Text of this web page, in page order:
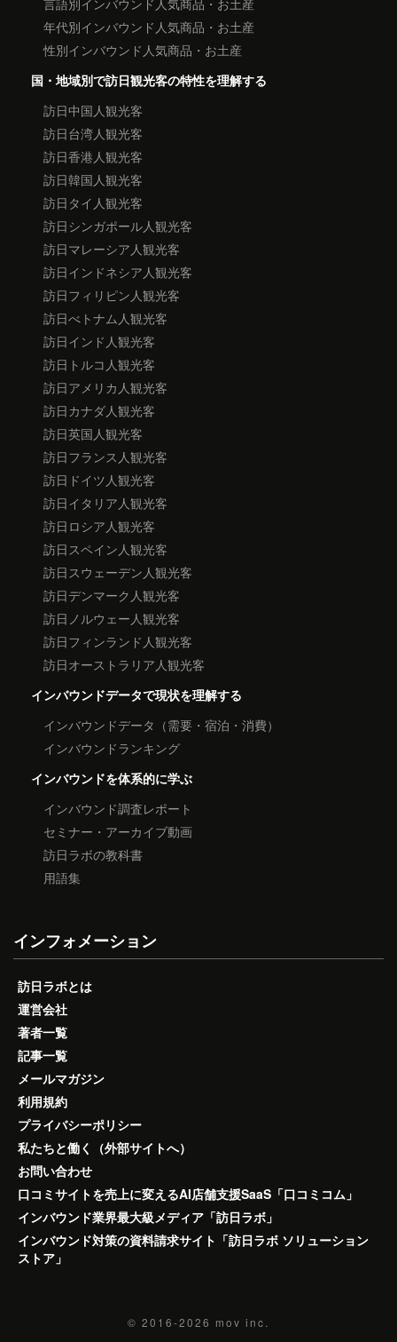
言語別インバウンド人気商品・お土産
年代別インバウンド人気商品・お土産
性別インバウンド人気商品・お土産
国・地域別で訪日観光客の特性を理解する
訪日中国人観光客
訪日台湾人観光客
訪日香港人観光客
訪日韓国人観光客
訪日タイ人観光客
訪日シンガポール人観光客
訪日マレーシア人観光客
訪日インドネシア人観光客
訪日フィリピン人観光客
訪日べトナム人観光客
訪日インド人観光客
訪日トルコ人観光客
訪日アメリカ人観光客
訪日カナダ人観光客
訪日英国人観光客
訪日フランス人観光客
訪日ドイツ人観光客
訪日イタリア人観光客
訪日ロシア人観光客
訪日スペイン人観光客
訪日スウェーデン人観光客
訪日デンマーク人観光客
訪日ノルウェー人観光客
訪日フィンランド人観光客
訪日オーストラリア人観光客
インバウンドデータで現状を理解する
インバウンドデータ（需要・宿泊・消費）
インバウンドランキング
インバウンドを体系的に学ぶ
インバウンド調査レポート
セミナー・アーカイブ動画
訪日ラボの教科書
用語集
インフォメーション
訪日ラボとは
運営会社
著者一覧
記事一覧
メールマガジン
利用規約
プライバシーポリシー
私たちと働く（外部サイトへ）
お問い合わせ
口コミサイトを売上に変えるAI店舗支援SaaS「口コミコム」
インバウンド業界最大級メディア「訪日ラボ」
インバウンド対策の資料請求サイト「訪日ラボ ソリューション
ストア」
© 2016-2026 mov inc.